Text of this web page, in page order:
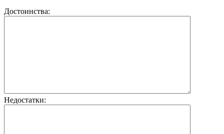
Достоинства:
Недостатки: